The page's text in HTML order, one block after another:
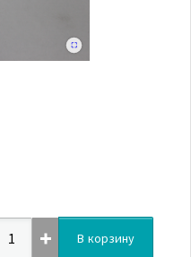
В корзину